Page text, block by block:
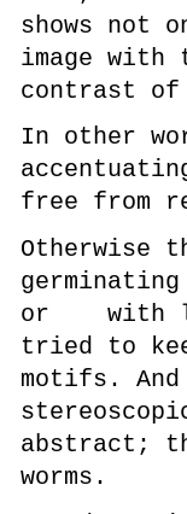
shows not
image
contrast
In other
free from
Otherwise
or with
tried to
motifs.
abstract;
worms.